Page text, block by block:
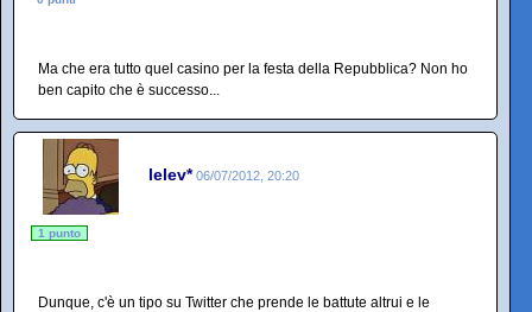
Ma che era tutto quel casino per la festa della Repubblica? Non ho
ben capito che è successo...
lelev* 06/07/2012, 20:20
1 punto
Dunque, c'è un tipo su Twitter che prende le battute altrui e le